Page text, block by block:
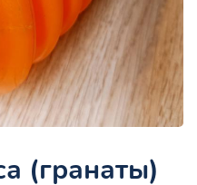
(гранаты)